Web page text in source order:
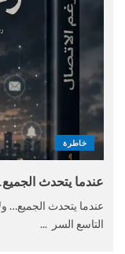
خاطرة
عندما يتحدث
عندما يتحدث الجميع…
التاسع السر ...